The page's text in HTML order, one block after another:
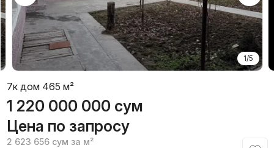
1/5
7к дом 465 м²
1 220 000 000 сум
Цена по запросу
2 623 656 сум за м²